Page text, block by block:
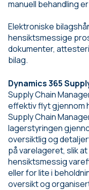
manuell behandling
Elektroniske
hensiktsmessige
dokumenter,
bilag.
Dynamics 365
Supply Chain
effektiv flyt gjennom
Supply Chain
lagerstyringen
oversiktlig og
på varelageret, slik
hensiktsmessig
eller for lite i
oversikt og